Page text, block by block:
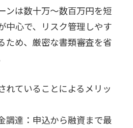
ンは数十万～数百万円を短
心で、
リスク管理しやす
ため、厳密な書類審査を省
れていることによるメリッ
調達：申込から融資まで最